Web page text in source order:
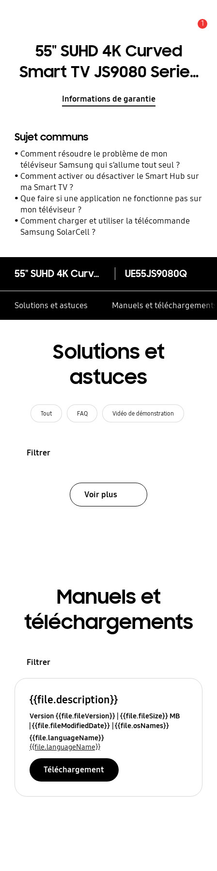
1
55" SUHD 4K Curved
Smart TV JS9080 Series
9
Informations de garantie
Sujet communs
Comment résoudre le problème de mon
téléviseur Samsung qui s’allume tout seul ?
Comment activer ou désactiver le Smart Hub sur
ma Smart TV ?
Que faire si une application ne fonctionne pas sur
mon téléviseur ?
Comment charger et utiliser la télécommande
Samsung SolarCell ?
55" SUHD 4K Curved Smart TV JS9080 Series 9 UE55JS9080Q
Solutions et astuces Manuels et téléchargements
Solutions et
astuces
Tout FAQ Vidéo de démonstration
Filtrer
Voir plus
Manuels et
téléchargements
Filtrer
{{file.description}}
Version {{file.fileVersion}} {{file.fileSize}} MB
{{file.fileModifiedDate}} {{file.osNames}}
{{file.languageName}}
{{file.languageName}}
Téléchargement